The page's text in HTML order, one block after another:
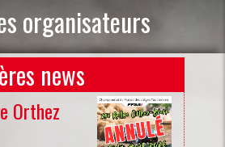
organisateurs
news
Orthez